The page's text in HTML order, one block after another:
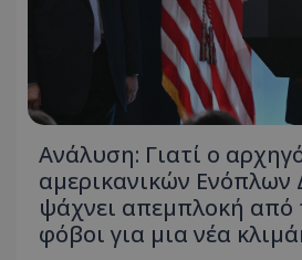
Ανάλυση: Γιατί ο
αμερικανικών
ψάχνει απεμπλοκή από
φόβοι για μια νέα
VISITOR_PRIVACY_METADATA